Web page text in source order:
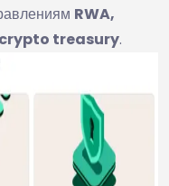
RWA,
crypto treasury.